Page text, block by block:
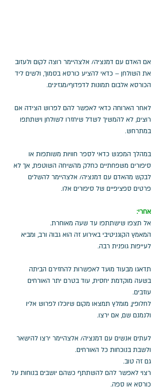
אם האדם עם דמנציה/ אלצהיימר רוצה לקום ולעזוב
את השולחן – כדאי להציע כורסא בסמוך, ולשים ליד
הכורסא אלבום תמונות לדפדוף/מגזינים.
לאחר הארוחה כדאי לאפשר להם לפרוש הצידה אם
רוצים, לא להמשיך לשדל שיחזרו לשולחן וישתתפו
במתרחש.
במהלך המפגש כדאי לספר חוויות משותפות או
סיפורים משפחתיים כחלק מהשיחה השוטפת, אך לא
לבקש מהאדם עם דמנציה/ אלצהיימר להשלים
פרטים ספציפיים של סיפורים אלו.
אחרי:
אל תצפו שישתתפו עד שעה מאוחרת.
המאמץ הקוגניטיבי באירוע זה הוא גבוה ורב, ומביא
לעייפות גופנית רבה.
תדאגו מבעוד מועד לאפשרות להחזירם הביתה
בשעה מוקדמת יחסית, עוד בטרם יתר האורחים
עוזבים.
לחלופין, מומלץ תמצאו מקום שיוכלו לפרוש אליו
ולנמנם שם, אם ירצו.
לעתים אנשים עם דמנציה/ אלצהיימר ירצו להישאר
ולשבת בנוכחות כל האורחים.
גם זה טוב.
רצוי לאפשר להם להשתתף כשהם יושבים בנוחות על
כורסא או ספה.